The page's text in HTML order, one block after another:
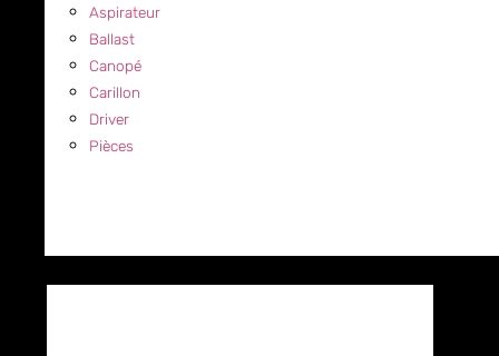
Aspirateur
Ballast
Canopé
Carillon
Driver
Pièces